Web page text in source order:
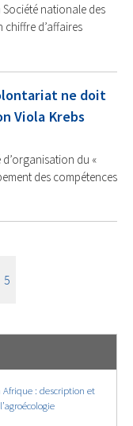
Société nationale des
chiffre d’affaires
ne doit
Viola Krebs
d’organisation du «
des compétences
5
: description et